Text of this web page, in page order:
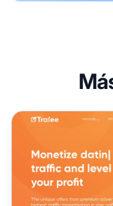
Programa de